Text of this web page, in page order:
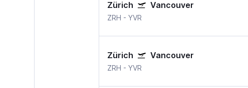
Zürich Vancouver
ZRH - YVR
Zürich Vancouver
ZRH - YVR